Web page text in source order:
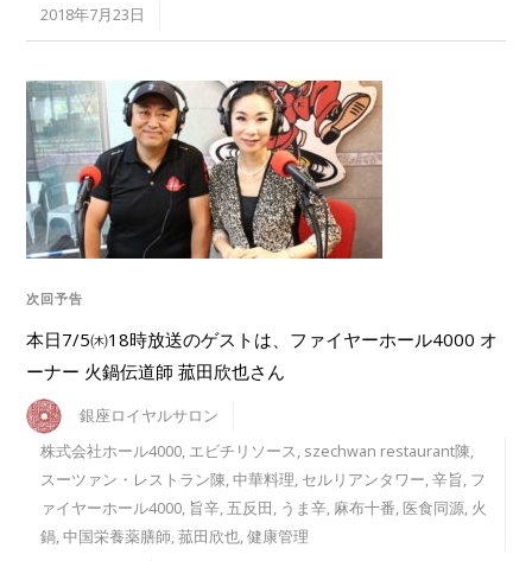
2018年7月23日
次回予告
本日7/5㈭18時放送のゲストは、ファイヤーホール4000 オ
ーナー 火鍋伝道師 菰田欣也さん
銀座ロイヤルサロン
株式会社ホール4000, エビチリソース, szechwan restaurant陳,
スーツァン・レストラン陳,中華料理, セルリアンタワー,辛旨, フ
ァイヤーホール4000, 旨辛,五反田, うま辛, 麻布十番, 医食同源, 火
鍋,中国栄養薬膳師,菰田欣也,健康管理